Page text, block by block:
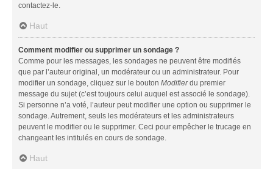
contactez-le.
Haut
Comment modifier ou supprimer un sondage ?
Comme pour les messages, les sondages ne peuvent être modifiés
que par l’auteur original, un modérateur ou un administrateur. Pour
modifier un sondage, cliquez sur le bouton Modifierdu premier
message du sujet (c’est toujours celui auquel est associé le sondage).
Si personne n’a voté, l’auteur peut modifier une option ou supprimer le
sondage. Autrement, seuls les modérateurs et les administrateurs
peuvent le modifier ou le supprimer. Ceci pour empêcher le trucage en
changeant les intitulés en cours de sondage.
Haut